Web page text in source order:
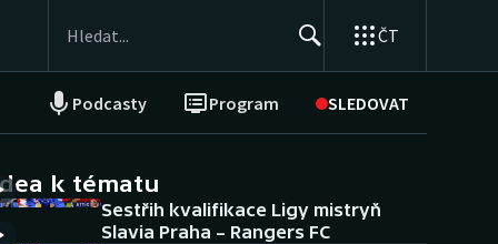
ČT
Podcasty Program SLEDOVAT
NEPŘEHLÉDNĚTE
Historické návraty
k tématu
Sestřih kvalifikace Ligy mistryň
Slavia Praha – Rangers FC